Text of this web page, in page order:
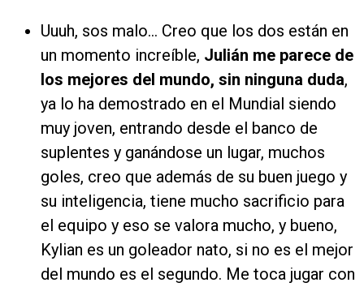
Uuuh, sos malo… Creo que los dos están en
un momento increíble, Julián me parece de
los mejores del mundo, sin ninguna duda,
ya lo ha demostrado en el Mundial siendo
muy joven, entrando desde el banco de
suplentes y ganándose un lugar, muchos
goles, creo que además de su buen juego y
su inteligencia, tiene mucho sacrificio para
el equipo y eso se valora mucho, y bueno,
Kylian es un goleador nato, si no es el mejor
del mundo es el segundo. Me toca jugar con